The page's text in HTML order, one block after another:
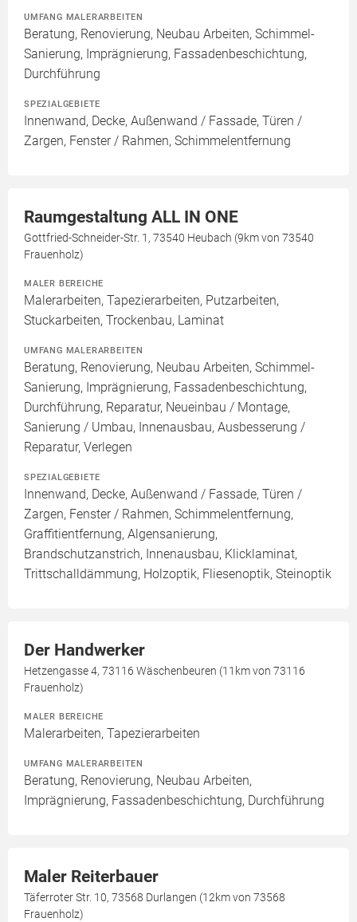
UMFANG MALERARBEITEN
Beratung, Renovierung, Neubau Arbeiten, Schimmel-
Sanierung, Imprägnierung, Fassadenbeschichtung,
Durchführung
SPEZIALGEBIETE
Innenwand, Decke, Außenwand / Fassade, Türen /
Zargen, Fenster / Rahmen, Schimmelentfernung
Raumgestaltung ALL IN ONE
Gottfried-Schneider-Str. 1, 73540 Heubach (9km von 73540
Frauenholz)
MALER BEREICHE
Malerarbeiten, Tapezierarbeiten, Putzarbeiten,
Stuckarbeiten, Trockenbau, Laminat
UMFANG MALERARBEITEN
Beratung, Renovierung, Neubau Arbeiten, Schimmel-
Sanierung, Imprägnierung, Fassadenbeschichtung,
Durchführung, Reparatur, Neueinbau / Montage,
Sanierung / Umbau, Innenausbau, Ausbesserung /
Reparatur, Verlegen
SPEZIALGEBIETE
Innenwand, Decke, Außenwand / Fassade, Türen /
Zargen, Fenster / Rahmen, Schimmelentfernung,
Graffitientfernung, Algensanierung,
Brandschutzanstrich, Innenausbau, Klicklaminat,
Trittschalldämmung, Holzoptik, Fliesenoptik, Steinoptik
Der Handwerker
Hetzengasse 4, 73116 Wäschenbeuren (11km von 73116
Frauenholz)
MALER BEREICHE
Malerarbeiten, Tapezierarbeiten
UMFANG MALERARBEITEN
Beratung, Renovierung, Neubau Arbeiten,
Imprägnierung, Fassadenbeschichtung, Durchführung
Maler Reiterbauer
Täferroter Str. 10, 73568 Durlangen (12km von 73568
Frauenholz)